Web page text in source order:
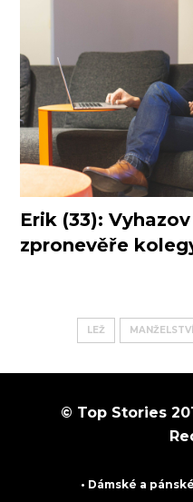
Erik (33):
zpronevěře
LEŽ MANŽELSTVÍ
© Top Stories
• Dámské a pánské